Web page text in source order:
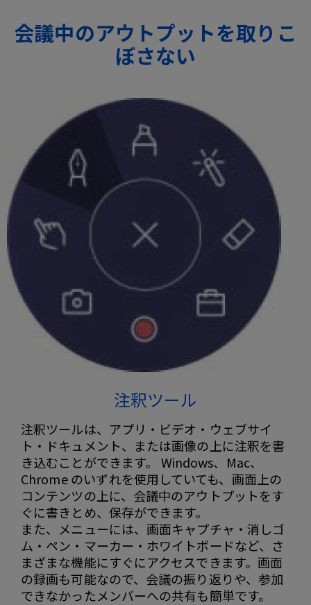
会議中のアウトプットを取りこ
ぼさない
注釈ツール
注釈ツールは、アプリ・ビデオ・ウェブサイ
ト・ドキュメント、または画像の上に注釈を書
き込むことができます。 Windows、Mac、
Chrome のいずれを使用していても、画面上の
コンテンツの上に、会議中のアウトプットをす
ぐに書きとめ、保存ができます。
また、メニューには、画面キャプチャ・消しゴ
ム・ペン・マーカー・ホワイトボードなど、さ
まざまな機能にすぐにアクセスできます。画面
の録画も可能なので、会議の振り返りや、参加
できなかったメンバーへの共有も簡単です。